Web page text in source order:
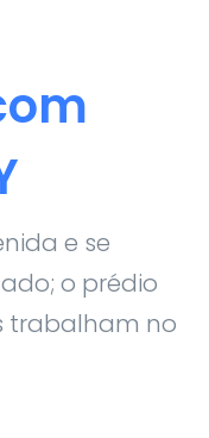
e se
o prédio
trabalham no